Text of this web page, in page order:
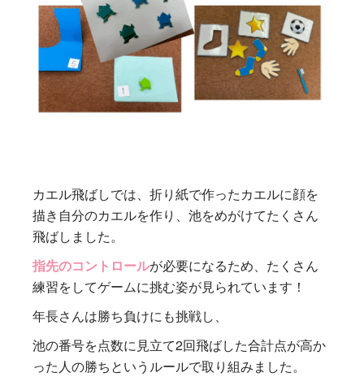
カエル飛ばしでは、折り紙で作ったカエルに顔を
描き自分のカエルを作り、池をめがけてたくさん
飛ばしました。
指先のコントロールが必要になるため、たくさん
練習をしてゲームに挑む姿が見られています！
年長さんは勝ち負けにも挑戦し、
池の番号を点数に見立て2回飛ばした合計点が高か
った人の勝ちというルールで取り組みました。